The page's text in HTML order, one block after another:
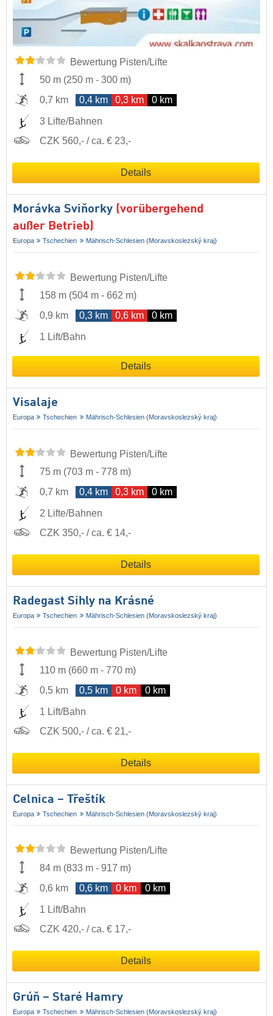
Bewertung Pisten/Lifte
50 m (250 m - 300 m)
0,7 km
0,4 km 0,3 km 0 km
3 Lifte/Bahnen
CZK 560,- / ca. € 23,-
Details
Morávka Sviňorky (vorübergehend
außer Betrieb)
Europa Tschechien Mährisch-Schlesien (Moravskoslezský kraj)
Bewertung Pisten/Lifte
158 m (504 m - 662 m)
0,9 km
0,3 km 0,6 km 0 km
1 Lift/Bahn
Details
Visalaje
Europa Tschechien Mährisch-Schlesien (Moravskoslezský kraj)
Bewertung Pisten/Lifte
75 m (703 m - 778 m)
0,7 km
0,4 km 0,3 km 0 km
2 Lifte/Bahnen
CZK 350,- / ca. € 14,-
Details
Radegast Sihly na Krásné
Europa Tschechien Mährisch-Schlesien (Moravskoslezský kraj)
Bewertung Pisten/Lifte
110 m (660 m - 770 m)
0,5 km
0,5 km 0 km 0 km
1 Lift/Bahn
CZK 500,- / ca. € 21,-
Details
Celnica – Třeštík
Europa Tschechien Mährisch-Schlesien (Moravskoslezský kraj)
Bewertung Pisten/Lifte
84 m (833 m - 917 m)
0,6 km
0,6 km 0 km 0 km
1 Lift/Bahn
CZK 420,- / ca. € 17,-
Details
Grúň – Staré Hamry
Europa Tschechien Mährisch-Schlesien (Moravskoslezský kraj)